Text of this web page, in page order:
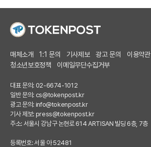
매체소개 1:1 문의 기사제보 광고 문의 이용약관
청소년보호정책
이메일무단수집거부
대표 문의: 02-6674-1012
일반 문의: cs@tokenpost.kr
광고 문의: info@tokenpost.kr
기사 제보: press@tokenpost.kr
주소: 서울시 강남구 논현로 614 ARTISAN 빌딩 6층, 7층
등록번호: 서울 아 52481